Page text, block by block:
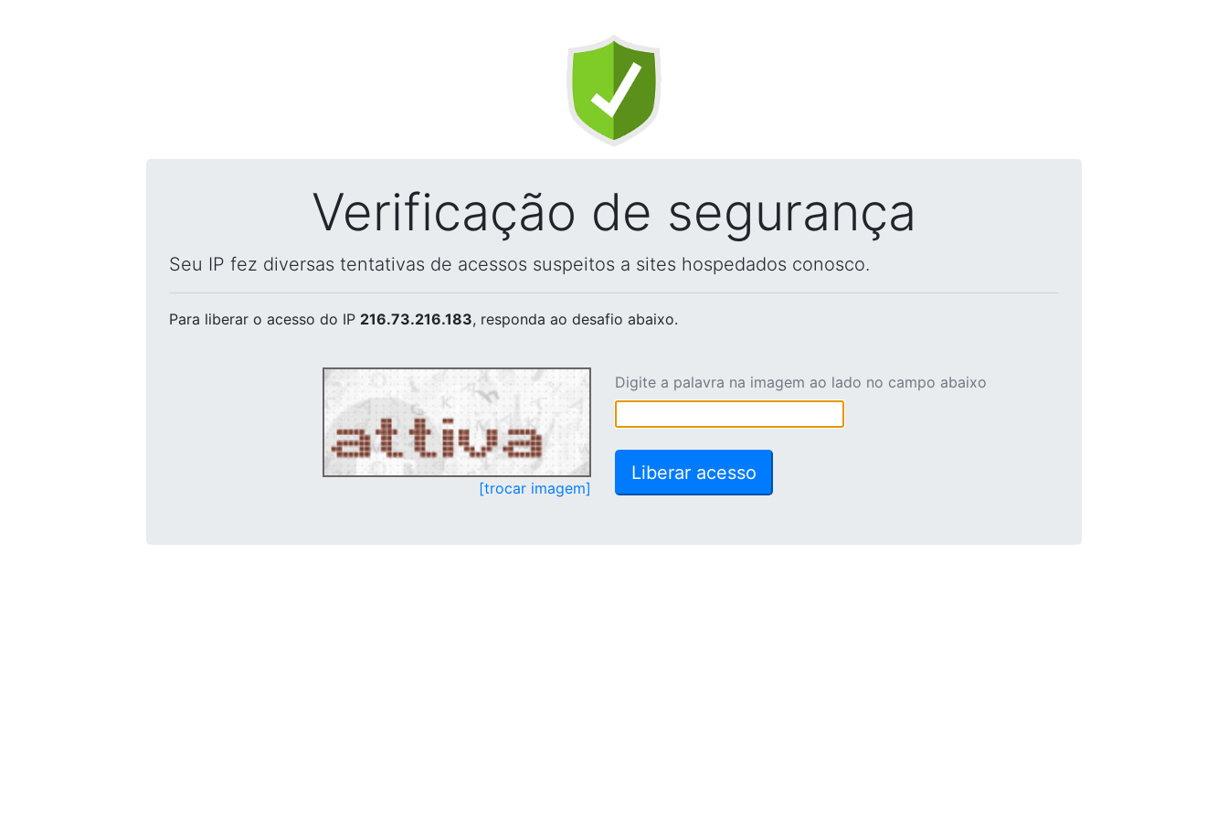
Verificação de segurança
Seu IP fez diversas tentativas de acessos suspeitos a sites hospedados conosco.
Para liberar o acesso do IP 216.73.216.183, responda ao desafio abaixo.
[trocar imagem]
Digite a palavra na imagem ao lado no campo abaixo